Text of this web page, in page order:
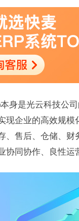
身是光云科技公
现企业的高效规
、售后、仓储、
协同协作、良性运